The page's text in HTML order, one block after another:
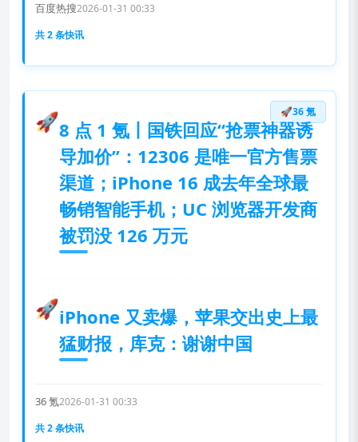
百度热搜2026-01-31 00:33
共 2 条快讯
🚀36 氪
🚀8 点 1 氪丨国铁回应“抢票神器诱
导加价”：12306 是唯一官方售票
渠道；iPhone 16 成去年全球最
畅销智能手机；UC 浏览器开发商
被罚没 126 万元
🚀iPhone 又卖爆，苹果交出史上最
猛财报，库克：谢谢中国
36 氪2026-01-31 00:33
共 2 条快讯